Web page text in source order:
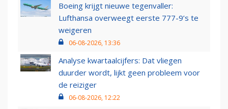
Boeing krijgt nieuwe tegenvaller:
Lufthansa overweegt eerste 777-9’s te
weigeren
06-08-2026, 13:36
Analyse kwartaalcijfers: Dat vliegen
duurder wordt, lijkt geen probleem voor
de reiziger
06-08-2026, 12:22